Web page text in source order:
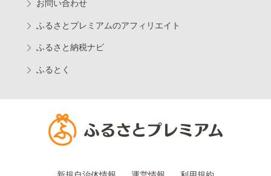
お問い合わせ
ふるさとプレミアムのアフィリエイト
ふるさと納税ナビ
ふるとく